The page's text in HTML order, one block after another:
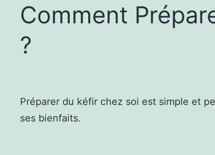
Comment
?
Préparer du kéfir chez soi est simple et
ses bienfaits.